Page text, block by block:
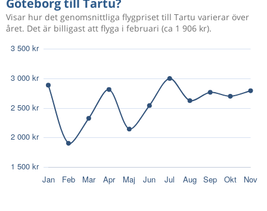
Visar hur det genomsnittliga flygpriset till Tartu varierar över
året. Det är billigast att flyga i februari (ca 1 906 kr).